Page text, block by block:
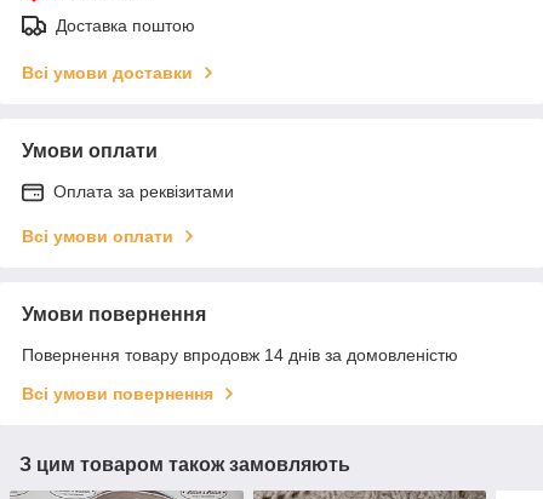
Доставка поштою
Всі умови доставки
Умови оплати
Оплата за реквізитами
Всі умови оплати
Умови повернення
Повернення товару впродовж 14 днів за домовленістю
Всі умови повернення
З цим товаром також замовляють